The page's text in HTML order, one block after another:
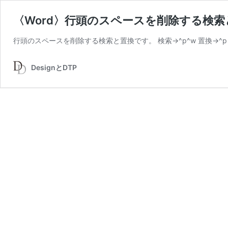
〈Word〉行頭のスペースを削除する検
行頭のスペースを削除する検索と置換です。 検索→^p^w 置換
DesignとDTP